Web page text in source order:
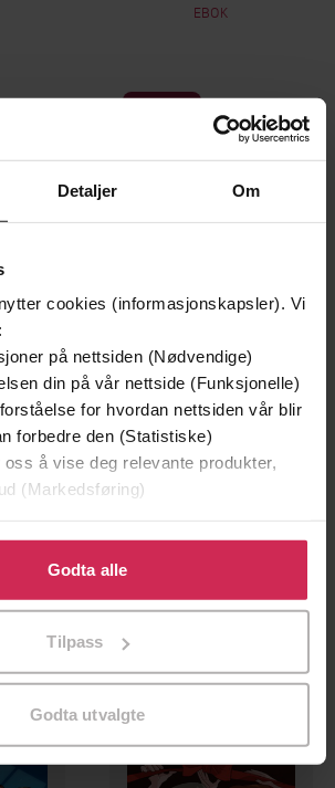
Detaljer Om
cookies (informasjonskapsler). Vi
på nettsiden (Nødvendige)
din på vår nettside (Funksjonelle)
for hvordan nettsiden vår blir
forbedre den (Statistiske)
å vise deg relevante produkter,
(Markedsføring)
for å gi oss ditt samtykke til å
alle disse formålene. Du kan også
til spesifikke formål ved å klikke
Godta alle
Tilpass
Godta utvalgte
EBOK
Premium
149,-
Operasjon Radius
Premium